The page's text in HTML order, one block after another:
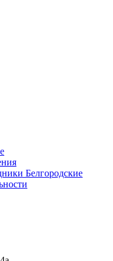
Белгородские